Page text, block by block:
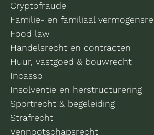
Cryptofraude
Familie- en familiaal
Food law
Handelsrecht en contracten
Huur, vastgoed & bouwrecht
Incasso
Insolventie en herstructurering
Sportrecht & begeleiding
Strafrecht
Vennootschapsrecht